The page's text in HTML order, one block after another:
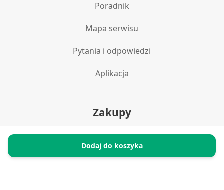
Dodaj do koszyka
Poradnik
Mapa serwisu
Pytania i odpowiedzi
Aplikacja
Zakupy
Polityka prywatności
Reklamacje i zwroty